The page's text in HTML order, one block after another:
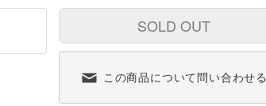
SOLD OUT
この商品について問い合わせる